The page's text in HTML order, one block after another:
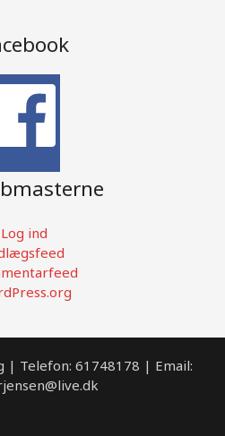
Log ind
| Telefon: 61748178 | Email: